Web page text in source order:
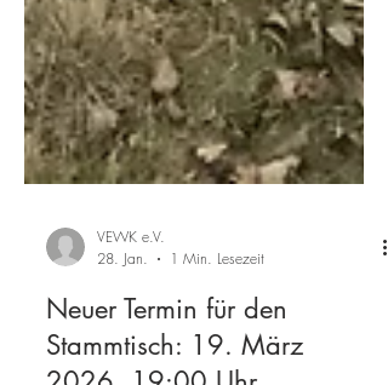
VEWK e.V.
28. Jan.
1 Min. Lesezeit
Neuer Termin für den